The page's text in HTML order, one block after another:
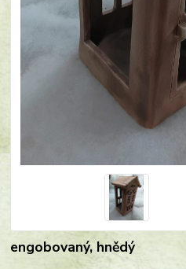
engobovaný, hnědý